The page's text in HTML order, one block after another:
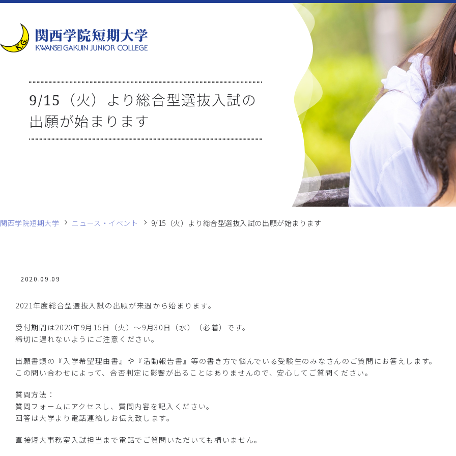
9/15（火）より総合型選抜入試の
出願が始まります
関西学院短期大学 ニュース・イベント 9/15（火）より総合型選抜入試の出願が始まります
2020.09.09
2021年度総合型選抜入試の出願が来週から始まります。
受付期間は2020年9月15日（火）～9月30日（水）（必着）です。
締切に遅れないようにご注意ください。
出願書類の『入学希望理由書』や『活動報告書』等の書き方で悩んでいる受験生のみなさんのご質問にお答えします。
この問い合わせによって、合否判定に影響が出ることはありませんので、安心してご質問ください。
質問方法：
質問フォームにアクセスし、質問内容を記入ください。
回答は大学より電話連絡しお伝え致します。
直接短大事務室入試担当まで電話でご質問いただいても構いません。